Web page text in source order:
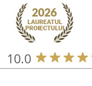
10.0